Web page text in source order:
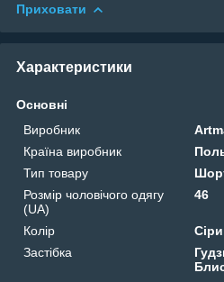
Приховати
Характеристики
Основні
Виробник
Країна виробник
Тип товару
Розмір чоловічого одягу
(UA)
46
Колір
Застібка